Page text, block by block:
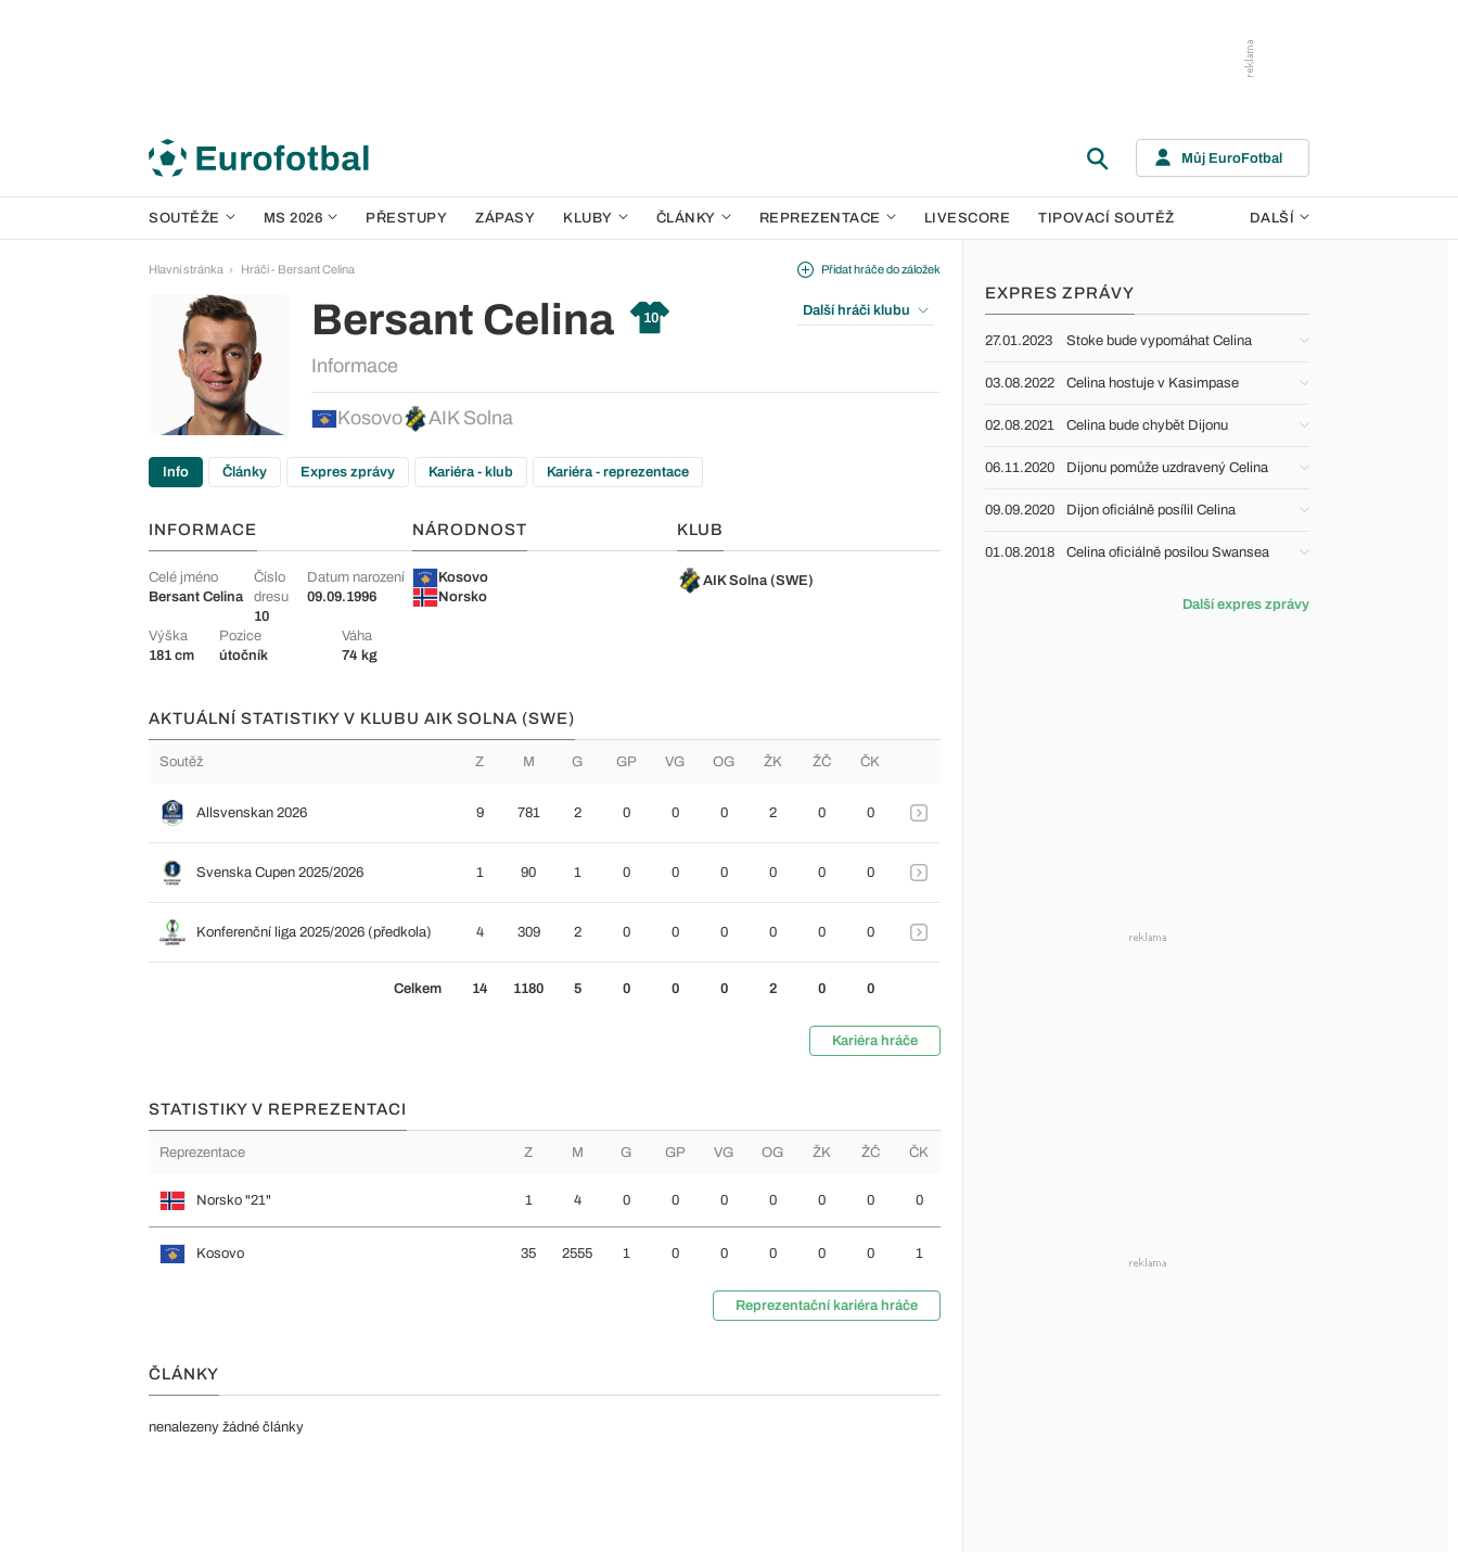
Můj EuroFotbal
SOUTĚŽE MS 2026 PŘESTUPY ZÁPASY KLUBY ČLÁNKY REPREZENTACE LIVESCORE TIPOVACÍ SOUTĚŽ DALŠÍ
Hlavní stránka Hráči - Bersant Celina
Bersant Celina 10
Informace
Kosovo AIK Solna
Přidat hráče do záložek
Další hráči klubu
Info Články Expres zprávy Kariéra - klub Kariéra - reprezentace
INFORMACE
Celé jméno
Bersant Celina
Číslo
dresu
10
Datum narození
09.09.1996
Výška
181 cm
Pozice
útočník
Váha
74 kg
NÁRODNOST
Kosovo
Norsko
KLUB
AIK Solna (SWE)
AKTUÁLNÍ STATISTIKY V KLUBU AIK SOLNA (SWE)
Soutěž Z M G GP VG OG ŽK ŽČ ČK
Allsvenskan 2026 9 781 2 0 0 0 2 0 0
Svenska Cupen 2025/2026 1 90 1 0 0 0 0 0 0
Konferenční liga 2025/2026 (předkola) 4 309 2 0 0 0 0 0 0
Celkem 14 1180 5 0 0 0 2 0 0
Kariéra hráče
STATISTIKY V REPREZENTACI
Reprezentace Z M G GP VG OG ŽK ŽČ ČK
Norsko "21" 1 4 0 0 0 0 0 0 0
Kosovo 35 2555 1 0 0 0 0 0 1
Reprezentační kariéra hráče
ČLÁNKY
nenalezeny žádné články
EXPRES ZPRÁVY
27.01.2023 Stoke bude vypomáhat Celina
03.08.2022 Celina hostuje v Kasimpase
02.08.2021 Celina bude chybět Dijonu
06.11.2020 Dijonu pomůže uzdravený Celina
09.09.2020 Dijon oficiálně posílil Celina
01.08.2018 Celina oficiálně posilou Swansea
Další expres zprávy